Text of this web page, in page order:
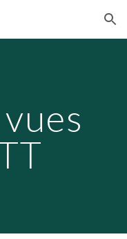
Skip to navigation